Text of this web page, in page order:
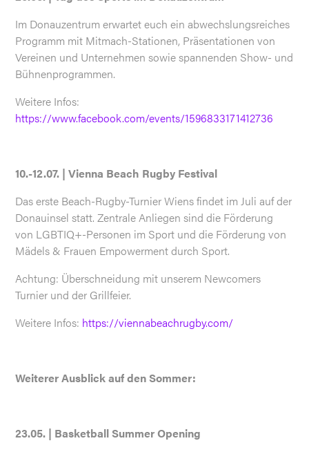
Im Donauzentrum erwartet euch ein abwechslungsreiches
Programm mit Mitmach-Stationen, Präsentationen von
Vereinen und Unternehmen sowie spannenden Show- und
Bühnenprogrammen.
Weitere Infos:
https://www.facebook.com/events/1596833171412736
10.-12.07. | Vienna Beach Rugby Festival
Das erste Beach-Rugby-Turnier Wiens findet im Juli auf der
Donauinsel statt. Zentrale Anliegen sind die Förderung
von LGBTIQ+-Personen im Sport und die Förderung von
Mädels & Frauen Empowerment durch Sport.
Achtung: Überschneidung mit unserem Newcomers
Turnier und der Grillfeier.
Weitere Infos: https://viennabeachrugby.com/
Weiterer Ausblick auf den Sommer:
23.05. | Basketball Summer Opening